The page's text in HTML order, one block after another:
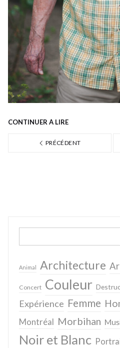
CONTINUER À LIRE
PRÉCÉDENT
Search
Animal Architecture
Concert Couleur
Expérience Femme
Montréal Morbihan
Noir et Blanc